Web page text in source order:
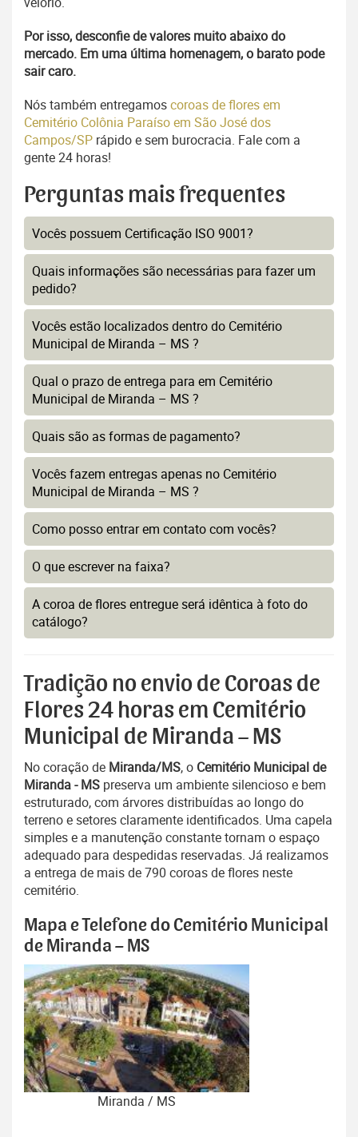
Por isso, desconfie de valores muito abaixo do
mercado. Em uma última homenagem, o barato pode
sair caro.
Nós também entregamoscoroas de flores em
Cemitério Colônia Paraíso em São José dos
Campos/SP rápido e sem burocracia. Fale com a
gente 24 horas!
Perguntas mais frequentes
Vocês possuem Certificação ISO 9001?
Quais informações são necessárias para fazer um
pedido?
Vocês estão localizados dentro do Cemitério
Municipal de Miranda – MS ?
Qual o prazo de entrega para em Cemitério
Municipal de Miranda – MS ?
Quais são as formas de pagamento?
Vocês fazem entregas apenas no Cemitério
Municipal de Miranda – MS ?
Como posso entrar em contato com vocês?
O que escrever na faixa?
A coroa de flores entregue será idêntica à foto do
catálogo?
Tradição no envio de Coroas de
Flores 24 horas em Cemitério
Municipal de Miranda – MS
No coração de Miranda/MS, o Cemitério Municipal de
Miranda - MS preserva um ambiente silencioso e bem
estruturado, com árvores distribuídas ao longo do
terreno e setores claramente identificados. Uma capela
simples e a manutenção constante tornam o espaço
adequado para despedidas reservadas. Já realizamos
a entrega de mais de 790 coroas de flores neste
cemitério.
Mapa e Telefone do Cemitério Municipal
de Miranda – MS
Miranda / MS